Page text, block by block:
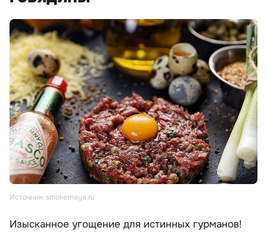
Источник: smokernaya.ru
Изысканное угощение для истинных гурманов!